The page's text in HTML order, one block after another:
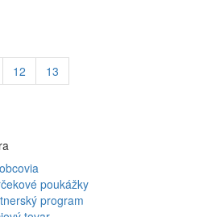
12
13
poukážky
program